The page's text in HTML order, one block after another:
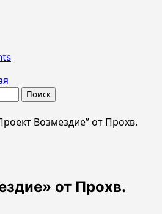
Возмездие” от Прохв.
от Прохв.